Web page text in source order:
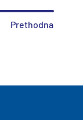
Prethodna